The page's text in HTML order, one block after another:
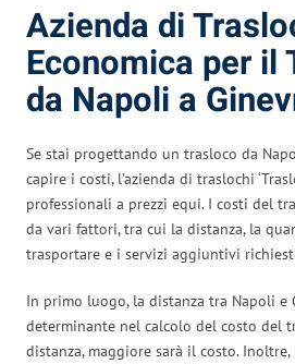
Azienda di
Economica per il
da Napoli a
Se stai progettando un trasloco da
capire i costi, l’azienda di traslochi
professionali a prezzi equi. I costi del
da vari fattori, tra cui la distanza, la
trasportare e i servizi aggiuntivi
In primo luogo, la distanza tra Napoli e
determinante nel calcolo del costo del
distanza, maggiore sarà il costo.